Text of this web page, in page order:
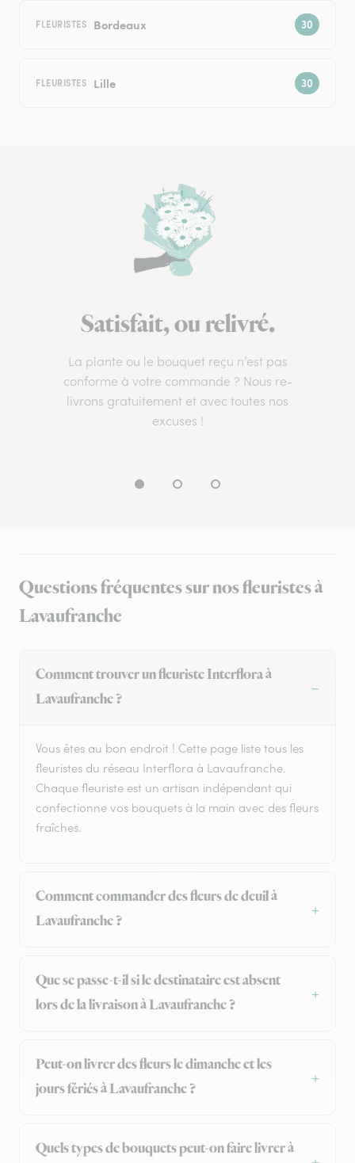
FLEURISTES Bordeaux
FLEURISTES Lille
Satisfait, ou relivré.
La plante ou le bouquet reçu n’est pas
conforme à votre commande ? Nous re-
livrons gratuitement et avec toutes nos
excuses !
Questions fréquentes sur nos fleuristes à
Lavaufranche
Comment trouver un fleuriste Interflora à
Lavaufranche ?
Vous êtes au bon endroit ! Cette page liste tous les
fleuristes du réseau Interflora à Lavaufranche.
Chaque fleuriste est un artisan indépendant qui
confectionne vos bouquets à la main avec des fleurs
fraîches.
Comment commander des fleurs de deuil à
Lavaufranche ?
Que se passe-t-il si le destinataire est absent
lors de la livraison à Lavaufranche ?
Peut-on livrer des fleurs le dimanche et les
jours fériés à Lavaufranche ?
Quels types de bouquets peut-on faire livrer à